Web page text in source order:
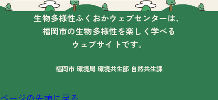
生物多様性ふくおかウェブセンターは、
福岡市の生物多様性を楽しく学べる
ウェブサイトです。
福岡市 環境局 環境共生部 自然共生課